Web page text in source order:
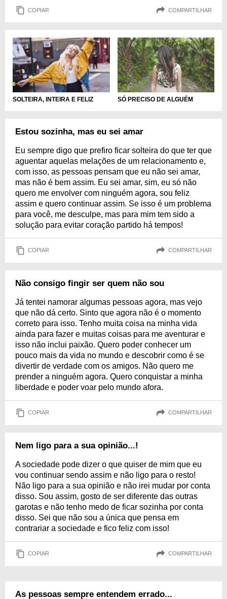
COPIAR COMPARTILHAR
SOLTEIRA, INTEIRA E FELIZ SÓ PRECISO DE ALGUÉM
Estou sozinha, mas eu sei amar
Eu sempre digo que prefiro ficar solteira do que ter que
aguentar aquelas melações de um relacionamento e,
com isso, as pessoas pensam que eu não sei amar,
mas não é bem assim. Eu sei amar, sim, eu só não
quero me envolver com ninguém agora, sou feliz
assim e quero continuar assim. Se isso é um problema
para você, me desculpe, mas para mim tem sido a
solução para evitar coração partido há tempos!
COPIAR COMPARTILHAR
Não consigo fingir ser quem não sou
Já tentei namorar algumas pessoas agora, mas vejo
que não dá certo. Sinto que agora não é o momento
correto para isso. Tenho muita coisa na minha vida
ainda para fazer e muitas coisas para me aventurar e
isso não inclui paixão. Quero poder conhecer um
pouco mais da vida no mundo e descobrir como é se
divertir de verdade com os amigos. Não quero me
prender a ninguém agora. Quero conquistar a minha
liberdade e poder voar pelo mundo afora.
COPIAR COMPARTILHAR
Nem ligo para a sua opinião...!
A sociedade pode dizer o que quiser de mim que eu
vou continuar sendo assim e não ligo para o resto!
Não ligo para a sua opinião e não irei mudar por conta
disso. Sou assim, gosto de ser diferente das outras
garotas e não tenho medo de ficar sozinha por conta
disso. Sei que não sou a única que pensa em
contrariar a sociedade e fico feliz com isso!
COPIAR COMPARTILHAR
As pessoas sempre entendem errado...